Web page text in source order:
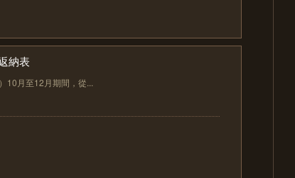
納表
10月至12月期間，從...